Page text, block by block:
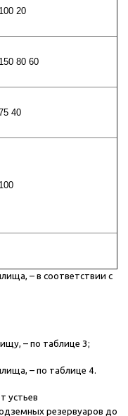
100 20
150 80 60
40
100
– в соответствии с
– по таблице 3;
– по таблице 4.
устьев
резервуаров до